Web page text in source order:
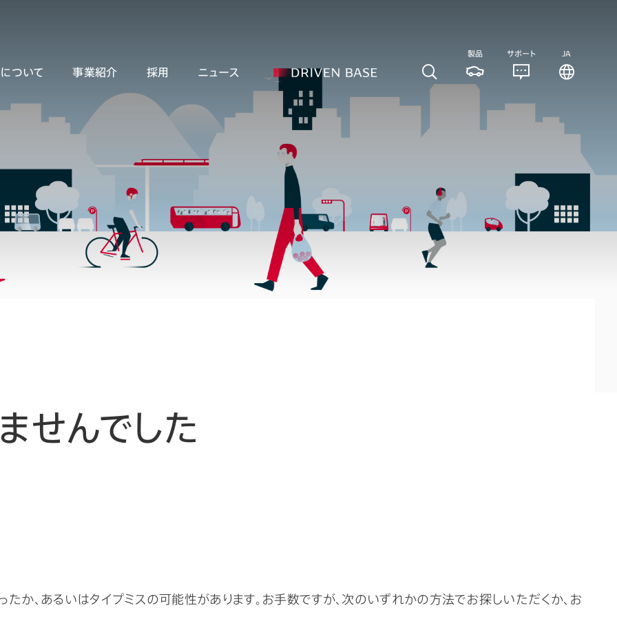
ついて 事業紹介 採用 ニュース
製品 サポート JA
せんでした
か、あるいはタイプミスの可能性があります。お手数ですが、次のいずれかの方法でお探しいただくか、お